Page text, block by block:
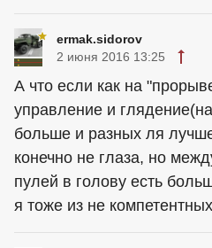
ermak.sidorov
2 июня 2016 13:25
А что если как на
управление и
больше и разных ля
конечно не глаза, но
пулей в голову есть
я тоже из не